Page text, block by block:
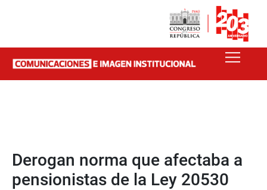
Derogan norma que afectaba a
pensionistas de la Ley 20530